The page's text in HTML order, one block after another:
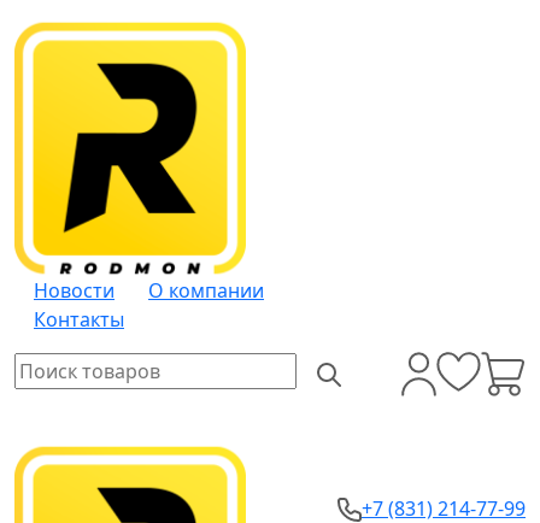
Новости
О компании
Контакты
+7 (831) 214-77-99